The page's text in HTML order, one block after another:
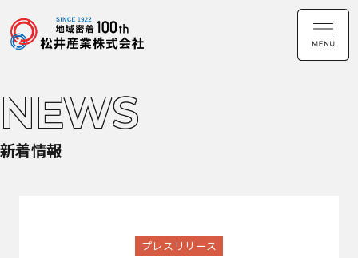
NEWS
新着情報
プレスリリース